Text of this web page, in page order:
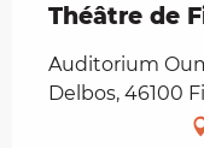
Théâtre de
Auditorium
Delbos, 46100